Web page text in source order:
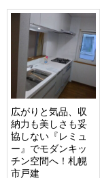
広がりと気品、収
納力も美しさも妥
協しない『レミュ
ー』でモダンキッ
チン空間へ！札幌
市戸建